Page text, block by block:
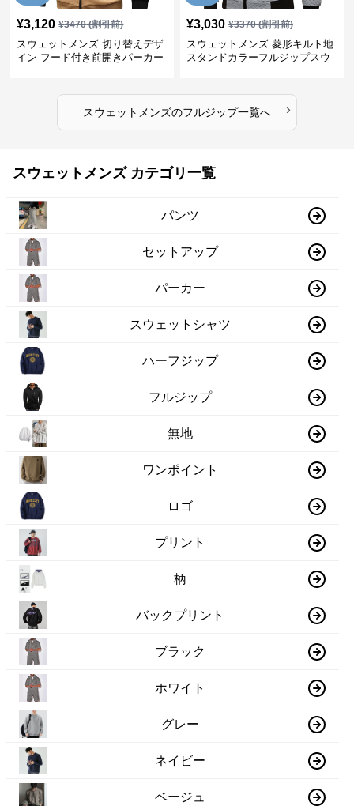
¥3,120 ¥3470(割引前)
スウェットメンズ 切り替えデザ
イン フード付き前開きパーカー
¥3,030 ¥3370(割引前)
スウェットメンズ 菱形キルト地
スタンドカラーフルジップスウ
スウェットメンズのフルジップ一覧へ ›
スウェットメンズ カテゴリ一覧
パンツ
セットアップ
パーカー
スウェットシャツ
ハーフジップ
フルジップ
無地
ワンポイント
ロゴ
プリント
柄
バックプリント
ブラック
ホワイト
グレー
ネイビー
ベージュ